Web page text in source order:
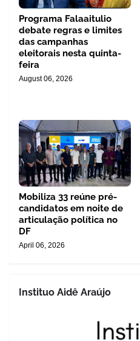
Programa Falaaitulio
debate regras e limites
das campanhas
eleitorais nesta quinta-
feira
August 06, 2026
Mobiliza 33 reúne pré-
candidatos em noite de
articulação política no
DF
April 06, 2026
Instituo Aidê Araújo